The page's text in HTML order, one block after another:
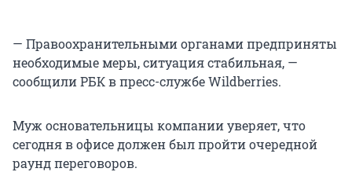
— Правоохранительными органами предприняты
необходимые меры, ситуация стабильная, —
сообщили РБК в пресс-службе Wildberries.
Муж основательницы компании уверяет, что
сегодня в офисе должен был пройти очередной
раунд переговоров.